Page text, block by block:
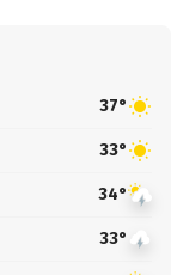
37°
33°
34°
33°